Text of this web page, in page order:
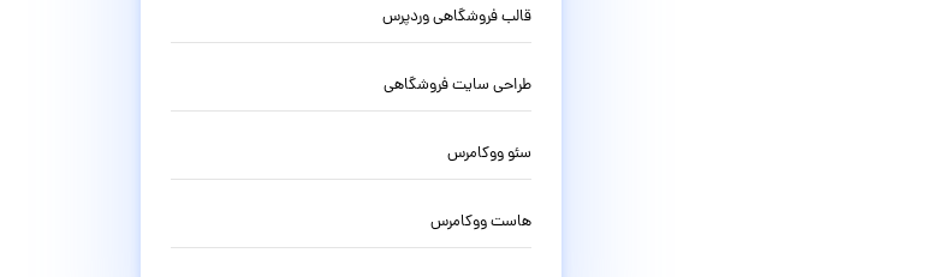
قالب فروشگاهی وردپرس
طراحی سایت فروشگاهی
سئو ووکامرس
هاست ووکامرس